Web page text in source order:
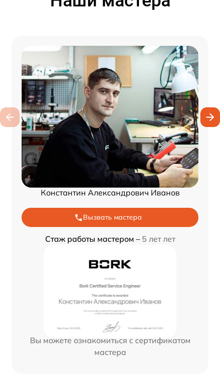
Константин Александрович Иванов
Вызвать мастера
Стаж работы мастером – 5 лет лет
Вы можете ознакомиться с сертификатом
мастера